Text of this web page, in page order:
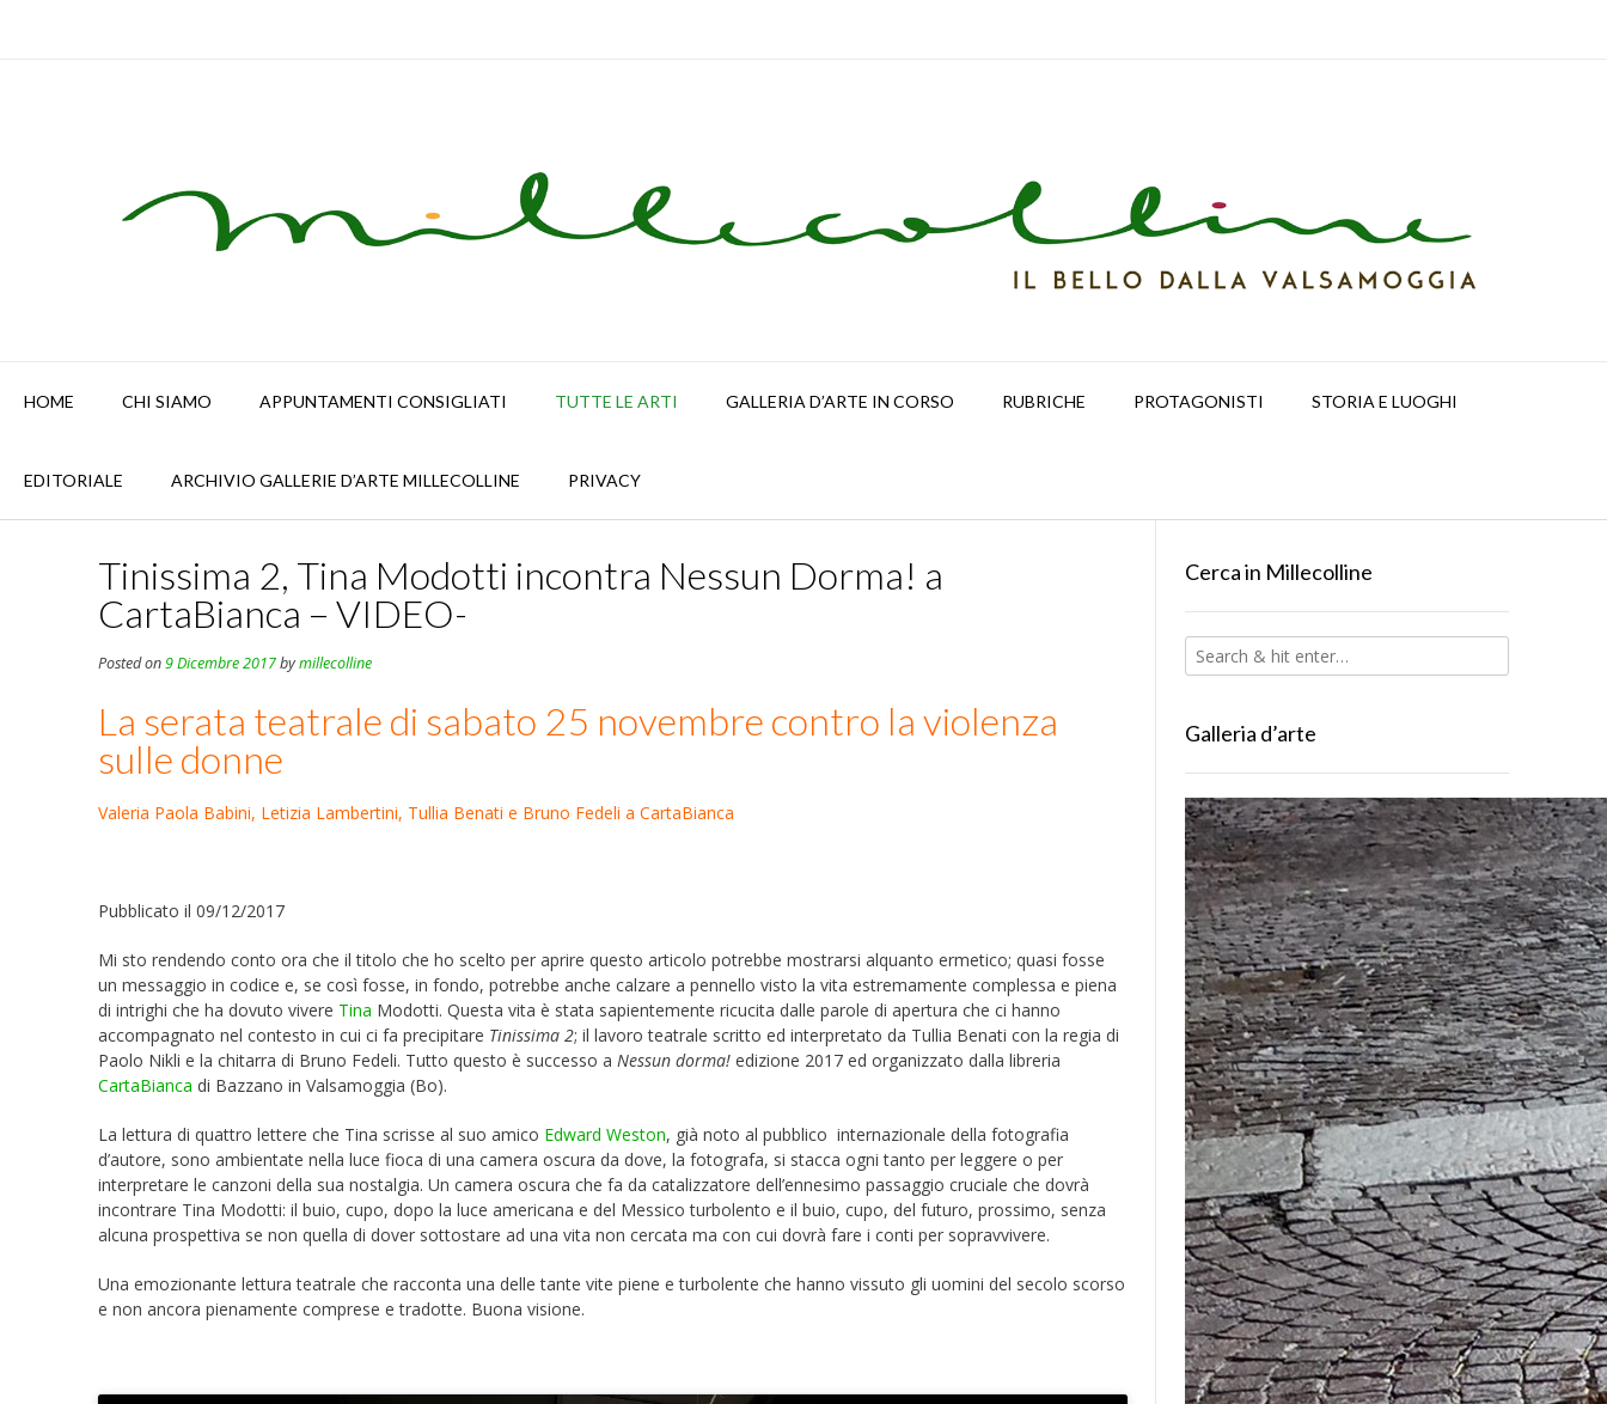
HOME CHI SIAMO APPUNTAMENTI CONSIGLIATI TUTTE LE ARTI GALLERIA D’ARTE IN CORSO RUBRICHE PROTAGONISTI STORIA E LUOGHI
EDITORIALE ARCHIVIO GALLERIE D’ARTE MILLECOLLINE PRIVACY
Tinissima 2, Tina Modotti incontra Nessun Dorma! a
CartaBianca – VIDEO-
Posted on9 Dicembre 2017bymillecolline
La serata teatrale di sabato 25 novembre contro la violenza
sulle donne
Valeria Paola Babini, Letizia Lambertini, Tullia Benati e Bruno Fedeli a CartaBianca
Pubblicato il 09/12/2017
Mi sto rendendo conto ora che il titolo che ho scelto per aprire questo articolo potrebbe mostrarsi alquanto ermetico; quasi fosse
un messaggio in codice e, se così fosse, in fondo, potrebbe anche calzare a pennello visto la vita estremamente complessa e piena
di intrighi che ha dovuto vivere Tina Modotti. Questa vita è stata sapientemente ricucita dalle parole di apertura che ci hanno
accompagnato nel contesto in cui ci fa precipitare Tinissima 2; il lavoro teatrale scritto ed interpretato da Tullia Benati con la regia di
Paolo Nikli e la chitarra di Bruno Fedeli. Tutto questo è successo a Nessun dorma! edizione 2017 ed organizzato dalla libreria
CartaBianca di Bazzano in Valsamoggia (Bo).
La lettura di quattro lettere che Tina scrisse al suo amico Edward Weston, già noto al pubblico internazionale della fotografia
d’autore, sono ambientate nella luce fioca di una camera oscura da dove, la fotografa, si stacca ogni tanto per leggere o per
interpretare le canzoni della sua nostalgia. Un camera oscura che fa da catalizzatore dell’ennesimo passaggio cruciale che dovrà
incontrare Tina Modotti: il buio, cupo, dopo la luce americana e del Messico turbolento e il buio, cupo, del futuro, prossimo, senza
alcuna prospettiva se non quella di dover sottostare ad una vita non cercata ma con cui dovrà fare i conti per sopravvivere.
Una emozionante lettura teatrale che racconta una delle tante vite piene e turbolente che hanno vissuto gli uomini del secolo scorso
e non ancora pienamente comprese e tradotte. Buona visione.
Cerca in Millecolline
Galleria d’arte